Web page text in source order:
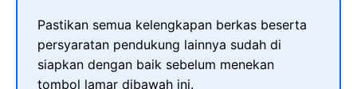
Pastikan semua kelengkapan berkas beserta
persyaratan pendukung lainnya sudah di
siapkan dengan baik sebelum menekan
tombol lamar dibawah ini.